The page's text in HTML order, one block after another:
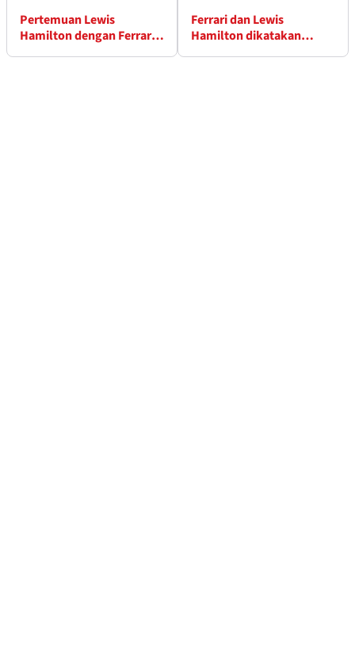
Pertemuan Lewis
Hamilton dengan Ferrari
Ferrari dan Lewis
Hamilton dikatakan